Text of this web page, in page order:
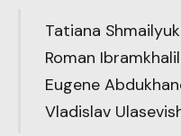
Tatiana
Roman
Eugene
Vladislav